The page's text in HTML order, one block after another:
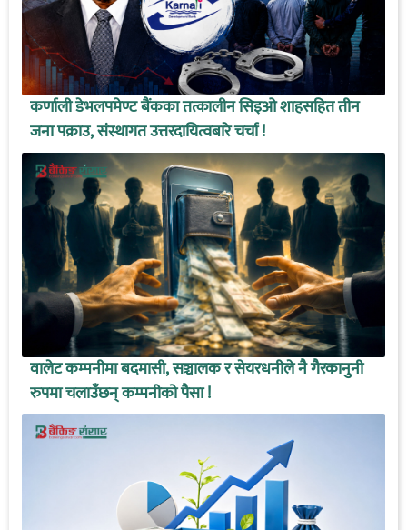
कर्णाली डेभलपमेण्ट बैंकका तत्कालीन सिइओ शाहसहित तीन
जना पक्राउ, संस्थागत उत्तरदायित्वबारे चर्चा !
वालेट कम्पनीमा बदमासी, सञ्चालक र सेयरधनीले नै गैरकानुनी
रुपमा चलाउँछन् कम्पनीको पैसा !